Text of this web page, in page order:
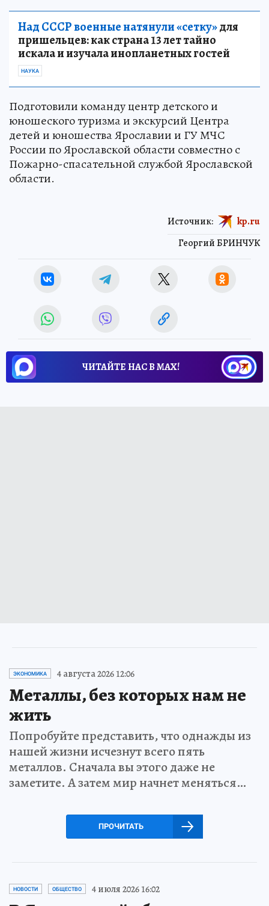
Над СССР военные натянули «сетку»для
пришельцев: как страна 13 лет тайно
искала и изучала инопланетных гостей
НАУКА
Подготовили команду центр детского и
юношеского туризма и экскурсий Центра
детей и юношества Ярославии и ГУ МЧС
России по Ярославской области совместно с
Пожарно-спасательной службой Ярославской
области.
Георгий БРИНЧУК
Источник: kp.ru
ЧИТАЙТЕ НАС В МАХ!
ЭКОНОМИКА 4 августа 2026 12:06
Металлы, без которых нам не
жить
Попробуйте представить, что однажды из
нашей жизни исчезнут всего пять
металлов. Сначала вы этого даже не
заметите. А затем мир начнет меняться…
ПРОЧИТАТЬ
НОВОСТИ ОБЩЕСТВО 4 июля 2026 16:02